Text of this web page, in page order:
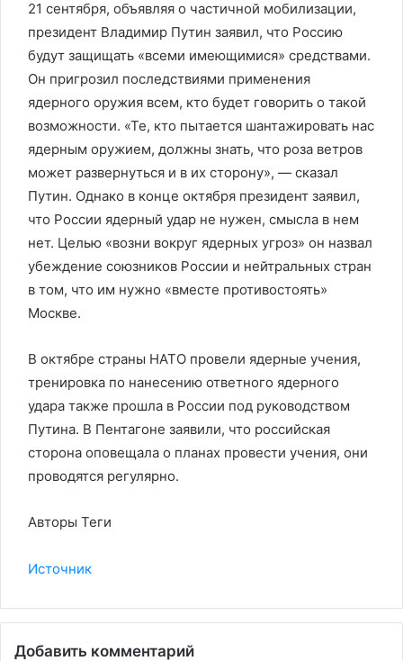
21 сентября, объявляя о частичной мобилизации,
президент Владимир Путин заявил, что Россию
будут защищать «всеми имеющимися» средствами.
Он пригрозил последствиями применения
ядерного оружия всем, кто будет говорить о такой
возможности. «Те, кто пытается шантажировать нас
ядерным оружием, должны знать, что роза ветров
может развернуться и в их сторону», — сказал
Путин. Однако в конце октября президент заявил,
что России ядерный удар не нужен, смысла в нем
нет. Целью «возни вокруг ядерных угроз» он назвал
убеждение союзников России и нейтральных стран
в том, что им нужно «вместе противостоять»
Москве.
В октябре страны НАТО провели ядерные учения,
тренировка по нанесению ответного ядерного
удара также прошла в России под руководством
Путина. В Пентагоне заявили, что российская
сторона оповещала о планах провести учения, они
проводятся регулярно.
Авторы Теги
Источник
Добавить комментарий